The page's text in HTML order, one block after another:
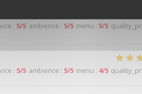
: 5/5 ambience : 5/5 menu : 5/5
: 5/5 ambience : 5/5 menu : 4/5